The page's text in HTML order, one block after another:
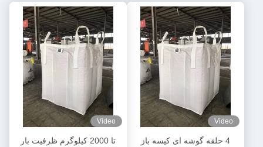
Video
4 حلقه گوشه ای کیسه باز
Video
تا 2000 کیلوگرم ظرفیت بار